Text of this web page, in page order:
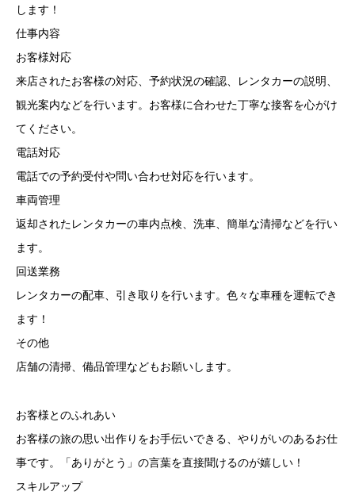
します！
仕事内容
お客様対応
来店されたお客様の対応、予約状況の確認、レンタカーの説明、
観光案内などを行います。お客様に合わせた丁寧な接客を心がけ
てください。
電話対応
電話での予約受付や問い合わせ対応を行います。
車両管理
返却されたレンタカーの車内点検、洗車、簡単な清掃などを行い
ます。
回送業務
レンタカーの配車、引き取りを行います。色々な車種を運転でき
ます！
その他
店舗の清掃、備品管理などもお願いします。
お客様とのふれあい
お客様の旅の思い出作りをお手伝いできる、やりがいのあるお仕
事です。「ありがとう」の言葉を直接聞けるのが嬉しい！
スキルアップ